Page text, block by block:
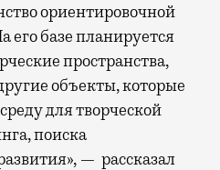
ориентировочной
его базе планируется
пространства,
объекты, которые
для творческой
поиска
— рассказал